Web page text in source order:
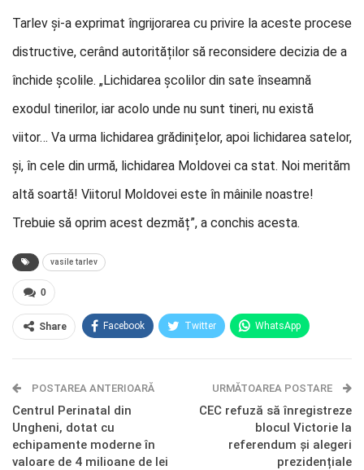
Tarlev și-a exprimat îngrijorarea cu privire la aceste procese
distructive, cerând autorităților să reconsidere decizia de a
închide școlile. „Lichidarea școlilor din sate înseamnă
exodul tinerilor, iar acolo unde nu sunt tineri, nu există
viitor… Va urma lichidarea grădinițelor, apoi lichidarea satelor,
și, în cele din urmă, lichidarea Moldovei ca stat. Noi merităm
altă soartă! Viitorul Moldovei este în mâinile noastre!
Trebuie să oprim acest dezmăț”, a conchis acesta.
vasile tarlev
0
Share Facebook Twitter WhatsApp
Telegram OK.ru
POSTAREA ANTERIOARĂ
Centrul Perinatal din
Ungheni, dotat cu
echipamente moderne în
valoare de 4 milioane de lei
URMĂTOAREA POSTARE
CEC refuză să înregistreze
blocul Victorie la
referendum și alegeri
prezidențiale